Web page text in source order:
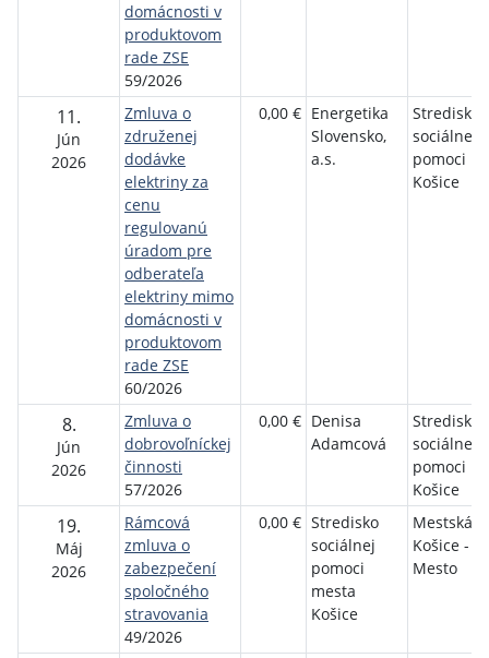
domácnosti v
produktovom
rade ZSE
59/2026
11.
Jún
2026
Zmluva o
združenej
dodávke
elektriny za
cenu
regulovanú
úradom pre
odberateľa
elektriny mimo
domácnosti v
produktovom
rade ZSE
60/2026
0,00 € Energetika
Slovensko,
a.s.
Stredisko
sociálnej
pomoci
Košice
8.
Jún
2026
Zmluva o
dobrovoľníckej
činnosti
57/2026
0,00 € Denisa
Adamcová
Stredisko
sociálnej
pomoci
Košice
19.
Máj
2026
Rámcová
zmluva o
zabezpečení
spoločného
stravovania
49/2026
0,00 € Stredisko
sociálnej
pomoci
mesta
Košice
Mestská
Košice -
Mesto